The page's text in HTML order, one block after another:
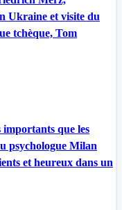
Ukraine et visite du
tchèque, Tom
que les
psychologue Milan
et heureux dans un